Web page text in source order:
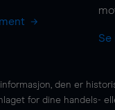
Se
den er
for dine handels-